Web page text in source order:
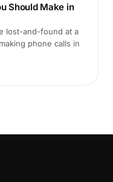
Should Make in
lost-and-found at a
phone calls in